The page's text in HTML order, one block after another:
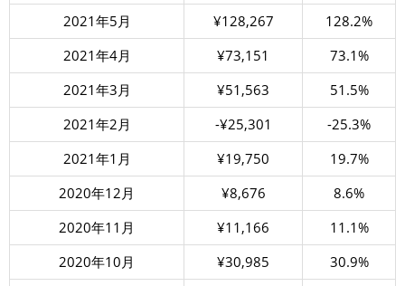
2021年5月
¥128,267
128.2%
2021年4月
¥73,151
73.1%
2021年3月
¥51,563
51.5%
2021年2月
-¥25,301
-25.3%
2021年1月
¥19,750
19.7%
2020年12月
¥8,676
8.6%
2020年11月
¥11,166
11.1%
2020年10月
¥30,985
30.9%